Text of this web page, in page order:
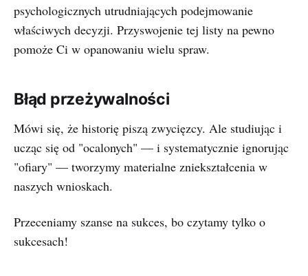
psychologicznych utrudniających podejmowanie
właściwych decyzji. Przyswojenie tej listy na pewno
pomoże Ci w opanowaniu wielu spraw.
Błąd przeżywalności
Mówi się, że historię piszą zwycięzcy. Ale studiując i
ucząc się od "ocalonych" — i systematycznie ignorując
"ofiary" — tworzymy materialne zniekształcenia w
naszych wnioskach.
Przeceniamy szanse na sukces, bo czytamy tylko o
sukcesach!